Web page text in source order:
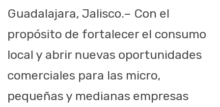
Guadalajara, Jalisco.– Con el
propósito de fortalecer el consumo
local y abrir nuevas oportunidades
comerciales para las micro,
pequeñas y medianas empresas